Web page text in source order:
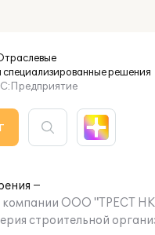
специализированныерешения
компании ООО "ТРЕСТ
строительной